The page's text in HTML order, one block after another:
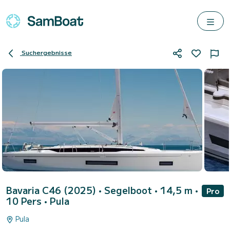
Suchergebnisse
Bavaria C46 (2025) • Segelboot • 14,5 m •
10 Pers • Pula
Pro
Pula